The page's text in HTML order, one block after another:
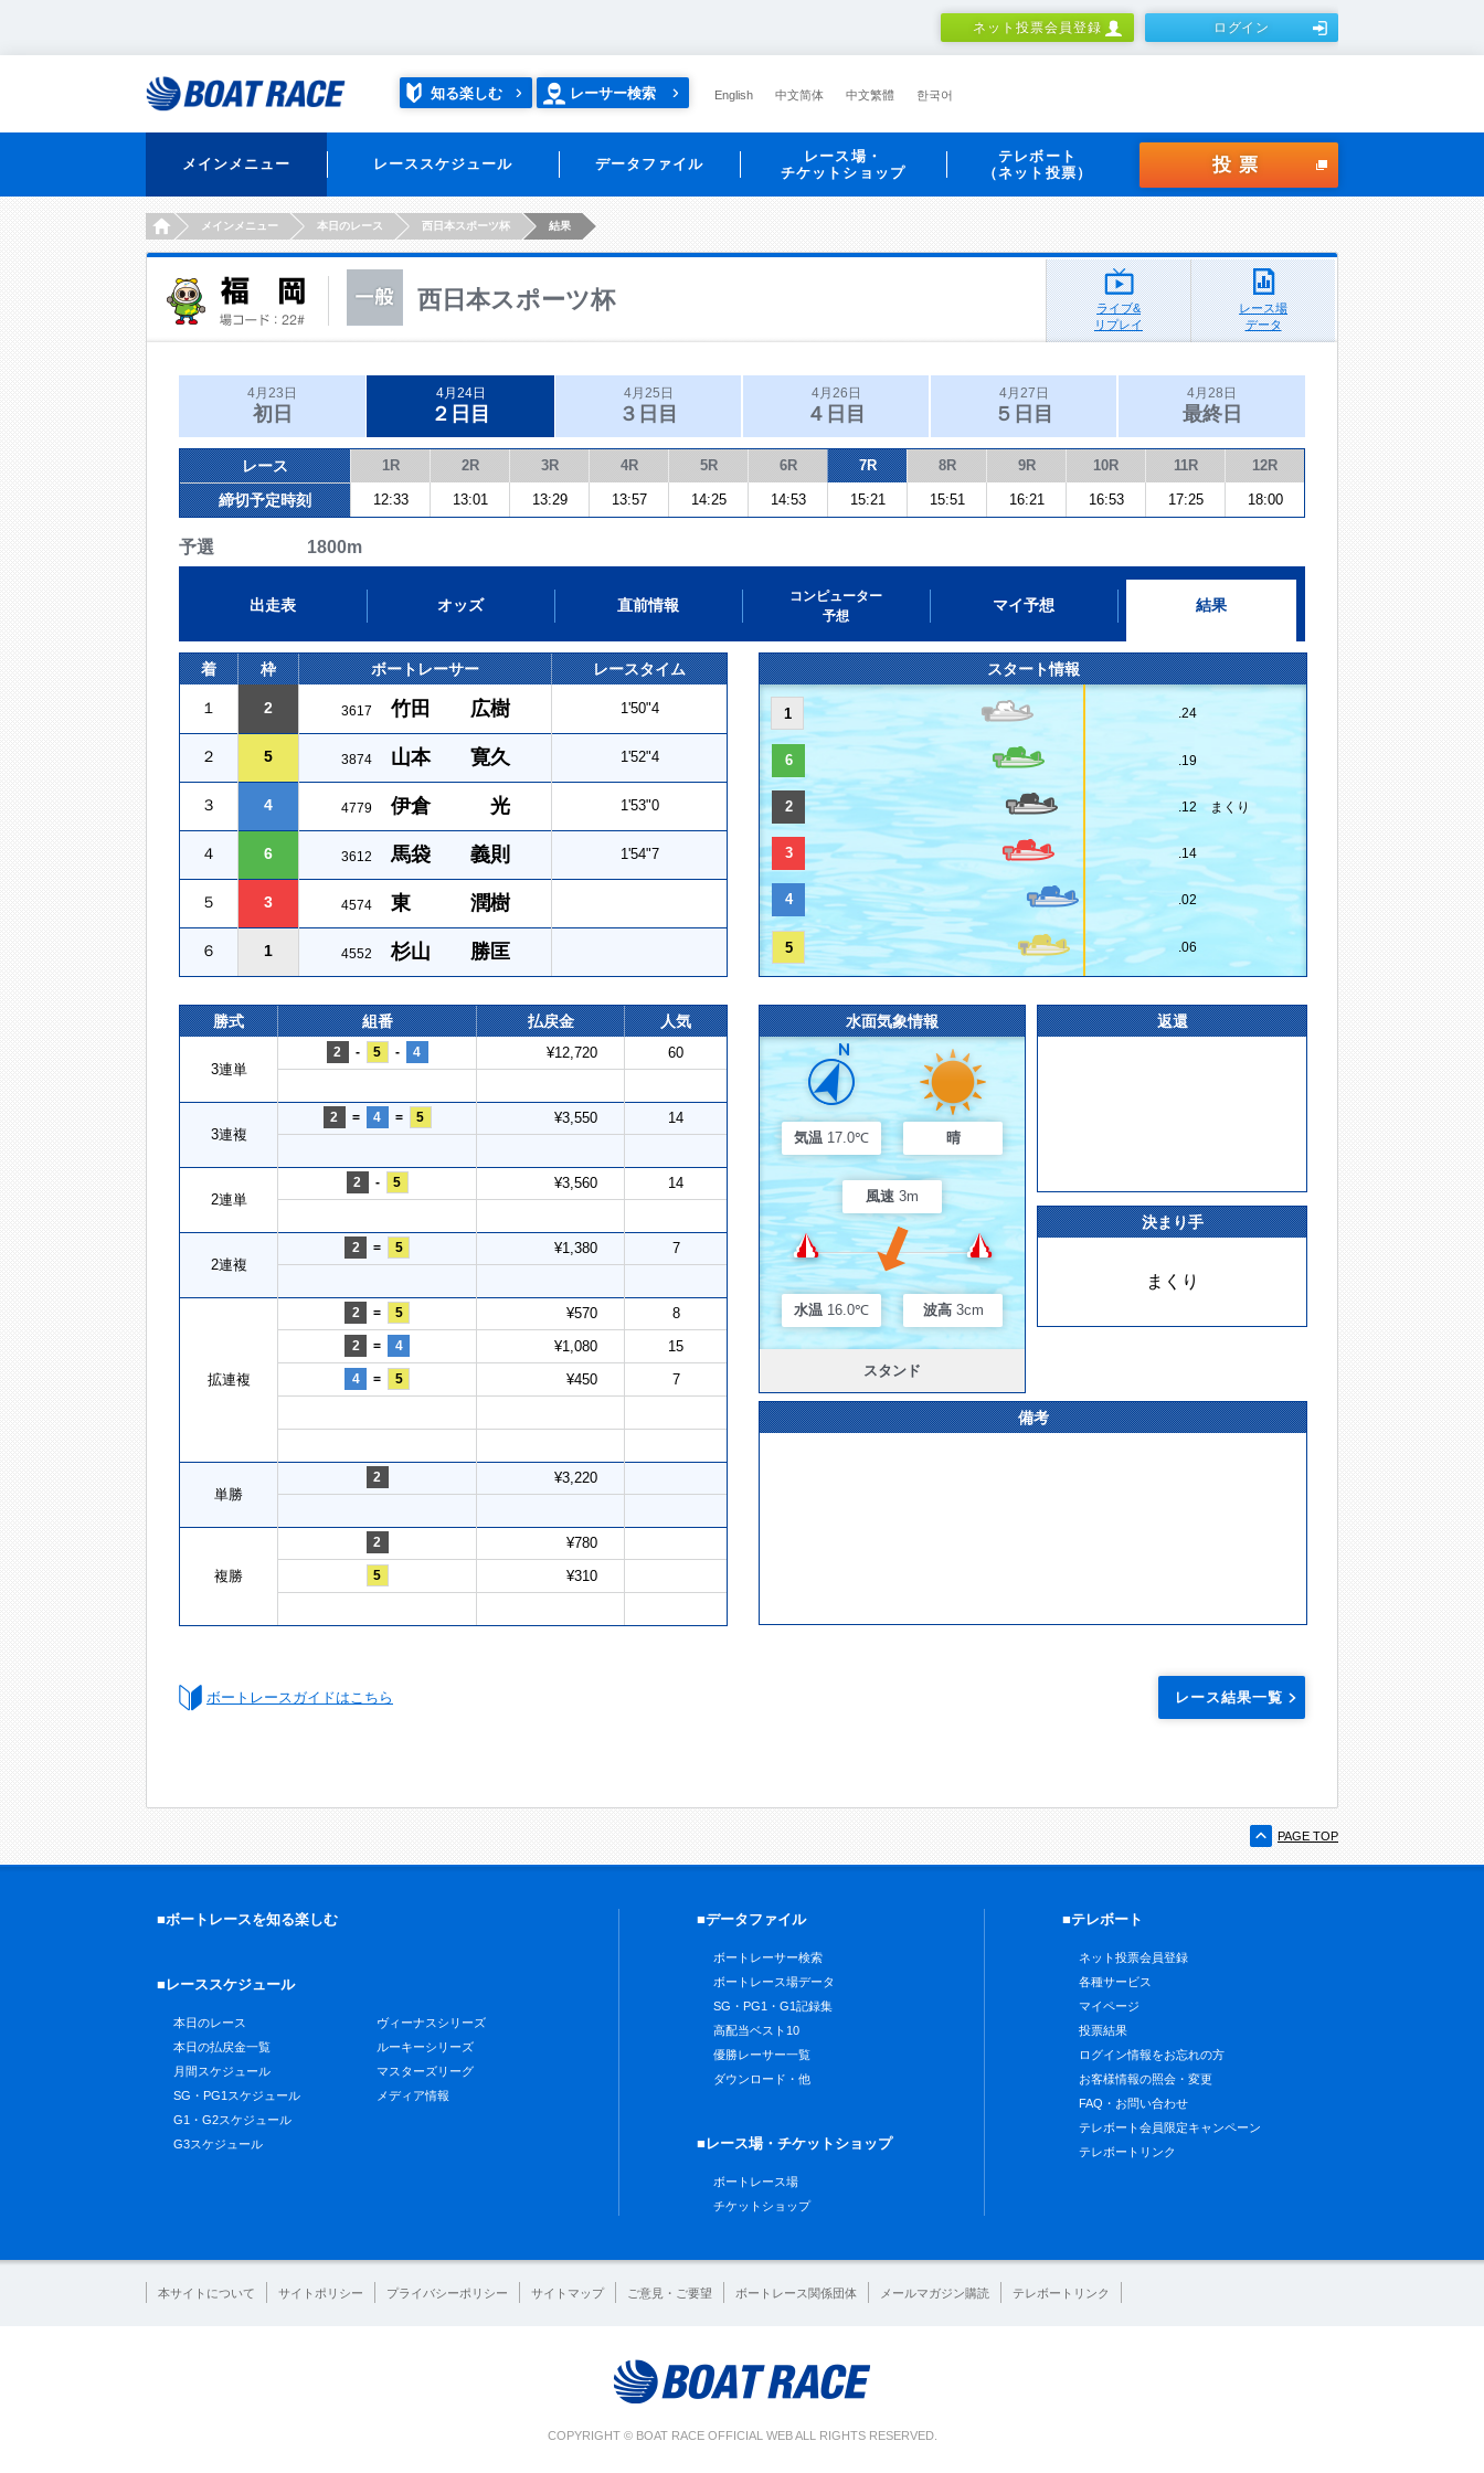
ネット投票会員登録 ログイン
知る楽しむ レーサー検索 English 中文简体 中文繁體 한국어
メインメニュー レーススケジュール データファイル
レース場・
チケットショップ
テレボート
（ネット投票）
投票
HOMEメインメニュー 本日のレース 西日本スポーツ杯 結果
西日本スポーツ杯
ライブ&
リプレイ
レース場
データ
4月23日
初日
4月24日
２日目
4月25日
３日目
4月26日
４日目
4月27日
５日目
4月28日
最終日
レース 1R 2R 3R 4R 5R 6R 7R 8R 9R 10R 11R 12R
締切予定時刻 12:33 13:01 13:29 13:57 14:25 14:53 15:21 15:51 16:21 16:53 17:25 18:00
予選 1800m
出走表 オッズ 直前情報
コンピューター
予想
マイ予想 結果
着 枠 ボートレーサー レースタイム
１ 2 3617 竹田 広樹 1'50"4
２ 5 3874 山本 寛久 1'52"4
３ 4 4779 伊倉 光 1'53"0
４ 6 3612 馬袋 義則 1'54"7
５ 3 4574 東 潤樹
６ 1 4552 杉山 勝匡
スタート情報
1 .24
6 .19
2 .12 まくり
3 .14
4 .02
5 .06
勝式 組番 払戻金 人気
3連単
2 - 5 - 4 ¥12,720 60
3連複
2 = 4 = 5 ¥3,550 14
2連単
2 - 5 ¥3,560 14
2連複
2 = 5 ¥1,380 7
拡連複
2 = 5 ¥570 8
2 = 4 ¥1,080 15
4 = 5 ¥450 7
単勝
2 ¥3,220
複勝
2 ¥780
5 ¥310
水面気象情報
気温 17.0℃ 晴
風速 3m
水温 16.0℃ 波高 3cm
スタンド
返還
決まり手
まくり
備考
ボートレースガイドはこちら レース結果一覧
PAGE TOP
■ボートレースを知る楽しむ
■レーススケジュール
本日のレース
本日の払戻金一覧
月間スケジュール
SG・PG1スケジュール
G1・G2スケジュール
G3スケジュール
ヴィーナスシリーズ
ルーキーシリーズ
マスターズリーグ
メディア情報
■データファイル
ボートレーサー検索
ボートレース場データ
SG・PG1・G1記録集
高配当ベスト10
優勝レーサー一覧
ダウンロード・他
■レース場・チケットショップ
ボートレース場
チケットショップ
■テレボート
ネット投票会員登録
各種サービス
マイページ
投票結果
ログイン情報をお忘れの方
お客様情報の照会・変更
FAQ・お問い合わせ
テレボート会員限定キャンペーン
テレボートリンク
本サイトについて サイトポリシー プライバシーポリシー サイトマップ ご意見・ご要望 ボートレース関係団体 メールマガジン購読 テレボートリンク
COPYRIGHT © BOAT RACE OFFICIAL WEB ALL RIGHTS RESERVED.